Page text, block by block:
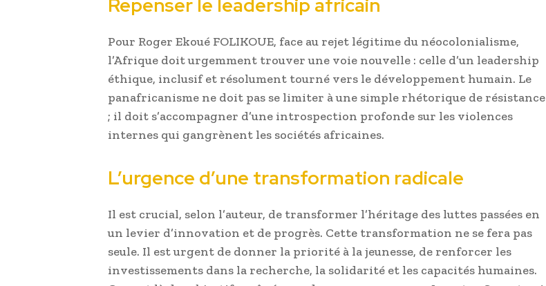
Repenser le leadership africain
Pour Roger Ekoué FOLIKOUE, face au rejet légitime du néocolonialisme,
l’Afrique doit urgemment trouver une voie nouvelle : celle d’un leadership
éthique, inclusif et résolument tourné vers le développement humain. Le
panafricanisme ne doit pas se limiter à une simple rhétorique de résistance
; il doit s’accompagner d’une introspection profonde sur les violences
internes qui gangrènent les sociétés africaines.
L’urgence d’une transformation radicale
Il est crucial, selon l’auteur, de transformer l’héritage des luttes passées en
un levier d’innovation et de progrès. Cette transformation ne se fera pas
seule. Il est urgent de donner la priorité à la jeunesse, de renforcer les
investissements dans la recherche, la solidarité et les capacités humaines.